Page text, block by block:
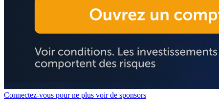
Connectez-vous pour ne plus voir de sponsors